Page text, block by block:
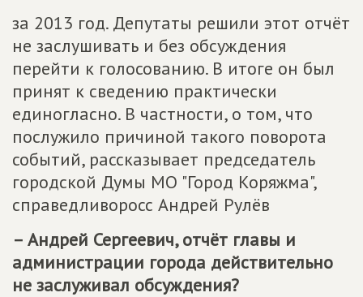
за 2013 год. Депутаты решили этот отчёт
не заслушивать и без обсуждения
перейти к голосованию. В итоге он был
принят к сведению практически
единогласно. В частности, о том, что
послужило причиной такого поворота
событий, рассказывает председатель
городской Думы МО "Город Коряжма",
справедливоросс Андрей Рулёв
– Андрей Сергеевич, отчёт главы и
администрации города действительно
не заслуживал обсуждения?